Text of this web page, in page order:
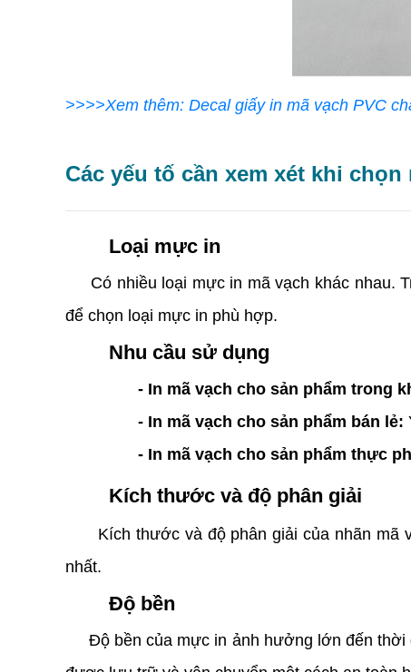
>>>>Xem thêm: Decal giấy in mã vạch PVC
Các yếu tố cần xem xét khi
Loại mực in
Có nhiều loại mực in mã vạch khác nhau.
để chọn loại mực in phù hợp.
Nhu cầu sử dụng
- In mã vạch cho sản phẩm trong
- In mã vạch cho sản phẩm bán lẻ:
- In mã vạch cho sản phẩm thực
Kích thước và độ phân giải
Kích thước và độ phân giải của nhãn mã
nhất.
Độ bền
Độ bền của mực in ảnh hưởng lớn đến thời